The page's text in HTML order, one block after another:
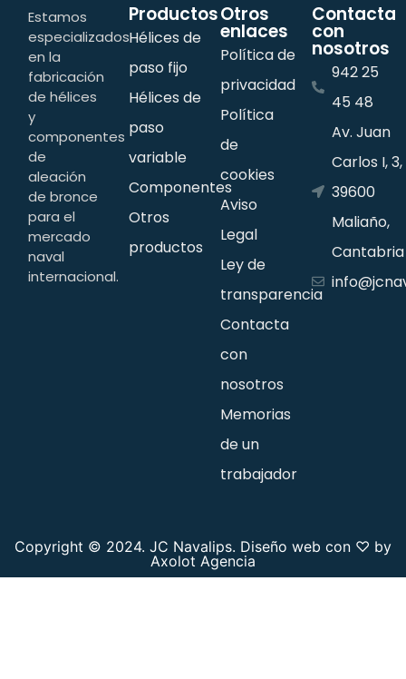
Estamos
especializados
en la
fabricación
de hélices
y
componentes
de
aleación
de bronce
para el
mercado
naval
internacional.
Productos
Hélices de
paso fijo
Hélices de
paso
variable
Componentes
Otros
productos
Otros
enlaces
Política de
privacidad
Política
de
cookies
Aviso
Legal
Ley de
transparencia
Contacta
con
nosotros
Memorias
de un
trabajador
Contacta
con
nosotros
942 25
45 48
Av. Juan
Carlos I, 3,
39600
Maliaño,
Cantabria
Copyright © 2024. JC Navalips. Diseño web con ♡ by
Axolot Agencia